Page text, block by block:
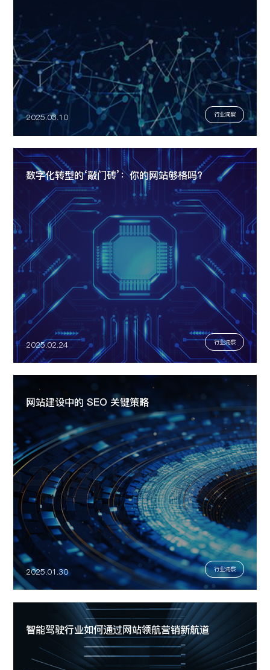
2025.03.10 行业洞察
数字化转型的‘敲门砖’：你的网站够格吗?
2025.02.24 行业洞察
网站建设中的 SEO 关键策略
2025.01.30 行业洞察
智能驾驶行业如何通过网站领航营销新航道